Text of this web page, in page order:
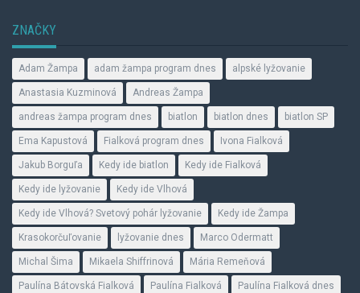
ZNAČKY
Adam Žampa adam žampa program dnes alpské lyžovanie
Anastasia Kuzminová Andreas Žampa
andreas žampa program dnes biatlon biatlon dnes biatlon SP
Ema Kapustová Fialková program dnes Ivona Fialková
Jakub Borguľa Kedy ide biatlon Kedy ide Fialková
Kedy ide lyžovanie Kedy ide Vlhová
Kedy ide Vlhová? Svetový pohár lyžovanie Kedy ide Žampa
Krasokorčuľovanie lyžovanie dnes Marco Odermatt
Michal Šima Mikaela Shiffrinová Mária Remeňová
Paulína Bátovská Fialková Paulína Fialková Paulína Fialková dnes